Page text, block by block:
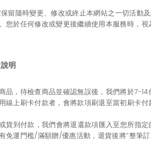
留隨時變更、修改或終止本網站之一切活動
您於任何修改或變更後繼續使用本服務時，
明
品，待檢查商品並確認無誤後，我們將於7-
線上刷卡付款者，會將款項刷退至當初刷卡
貨到付款，我們會將退還款項匯入至您所指
免運門檻/滿額贈/優惠活動，退貨後將”整筆